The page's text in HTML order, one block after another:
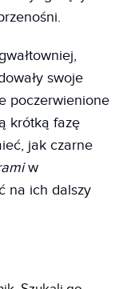
swoje
poczerwienione
krótką fazę
jak czarne
w
na ich dalszy